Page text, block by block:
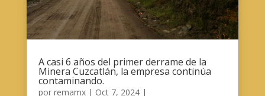
A casi 6 años del primer derrame de la
Minera Cuzcatlán, la empresa continúa
contaminando.
por remamx| Oct 7, 2024|